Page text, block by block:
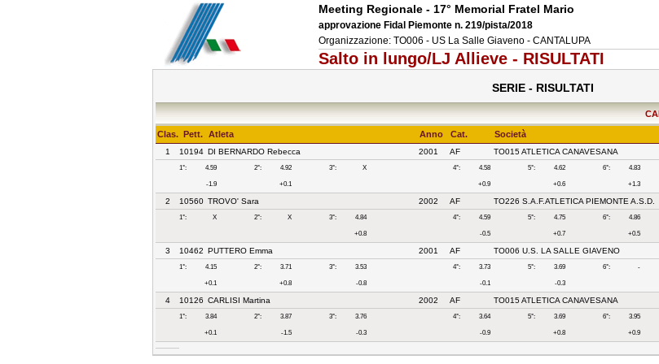
Meeting Regionale - 17° Memorial Fratel Mario
approvazione Fidal Piemonte n. 219/pista/2018
Organizzazione: TO006 - US La Salle Giaveno - CANTALUPA
Salto in lungo/LJ Allieve - RISULTATI
SERIE - RISULTATI
Clas. Pett. Atleta Anno Cat. Società
1 10194 DI BERNARDO Rebecca 2001 AF TO015 ATLETICA CANAVESANA
1°: 4.59 2°: 4.92 3°: X 4°: 4.58 5°: 4.62 6°: 4.83
-1.9 +0.1 +0.9 +0.6 +1.3
2 10560 TROVO' Sara 2002 AF TO226 S.A.F.ATLETICA PIEMONTE A.S.D.
1°: X 2°: X 3°: 4.84 4°: 4.59 5°: 4.75 6°: 4.86
+0.8 -0.5 +0.7 +0.5
3 10462 PUTTERO Emma 2001 AF TO006 U.S. LA SALLE GIAVENO
1°: 4.15 2°: 3.71 3°: 3.53 4°: 3.73 5°: 3.69 6°: -
+0.1 +0.8 -0.8 -0.1 -0.3
4 10126 CARLISI Martina 2002 AF TO015 ATLETICA CANAVESANA
1°: 3.84 2°: 3.87 3°: 3.76 4°: 3.64 5°: 3.69 6°: 3.95
+0.1 -1.5 -0.3 -0.9 +0.8 +0.9